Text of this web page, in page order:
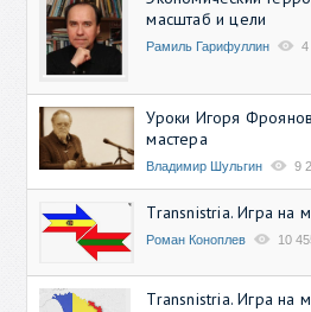
масштаб и цели
Рамиль Гарифуллин 4
Уроки Игоря
мастера
Владимир Шульгин 9
Transnistria. Игра на
Роман Коноплев 10
Transnistria. Игра на